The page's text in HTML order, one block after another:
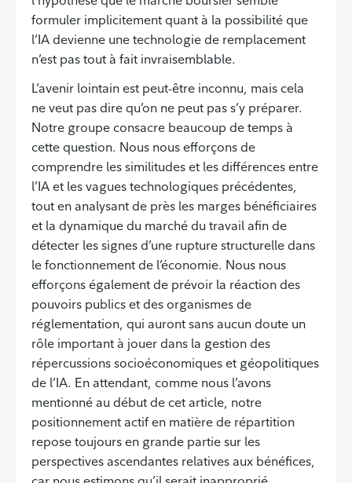
formuler implicitement quant à la possibilité que
l’IA devienne une technologie de remplacement
n’est pas tout à fait invraisemblable.
L’avenir lointain est peut-être inconnu, mais cela
ne veut pas dire qu’on ne peut pas s’y préparer.
Notre groupe consacre beaucoup de temps à
cette question. Nous nous efforçons de
comprendre les similitudes et les différences entre
l’IA et les vagues technologiques précédentes,
tout en analysant de près les marges bénéficiaires
et la dynamique du marché du travail afin de
détecter les signes d’une rupture structurelle dans
le fonctionnement de l’économie. Nous nous
efforçons également de prévoir la réaction des
pouvoirs publics et des organismes de
réglementation, qui auront sans aucun doute un
rôle important à jouer dans la gestion des
répercussions socioéconomiques et géopolitiques
de l’IA. En attendant, comme nous l’avons
mentionné au début de cet article, notre
positionnement actif en matière de répartition
repose toujours en grande partie sur les
perspectives ascendantes relatives aux bénéfices,